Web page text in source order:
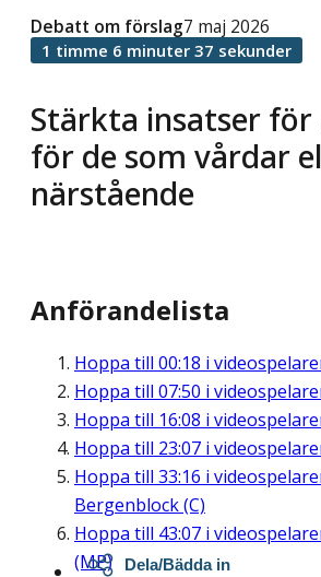
Stärkta insatser för
för de som vårdar
närstående
Debatt om förslag7 maj 2026
1 timme 6 minuter 37 sekunder
Anförandelista
Hoppa till 00:18 i
Hoppa till 07:50 i
Hoppa till 16:08 i
Hoppa till 23:07 i
Hoppa till 33:16 i
Bergenblock (C)
Hoppa till 43:07 i
(MP)
Dela/Bädda in